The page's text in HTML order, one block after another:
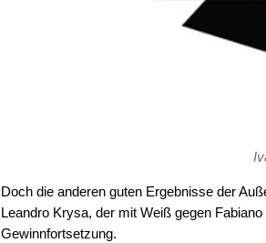
Doch die anderen guten Ergebnisse der
Leandro Krysa, der mit Weiß gegen
Gewinnfortsetzung.